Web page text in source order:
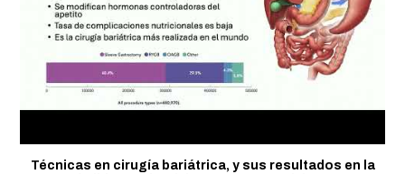
Técnicas en cirugía bariátrica, y sus resultados en la